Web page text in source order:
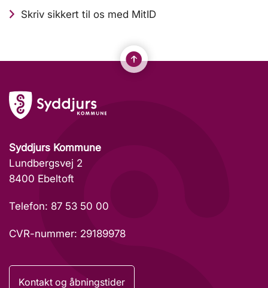
Skriv sikkert til os med MitID
Syddjurs Kommune
Lundbergsvej 2
8400 Ebeltoft
Telefon: 87 53 50 00
CVR-nummer: 29189978
Kontakt og åbningstider